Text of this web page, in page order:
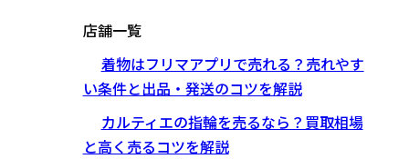
店舗一覧
着物はフリマアプリで売れる？売れやす
い条件と出品・発送のコツを解説
カルティエの指輪を売るなら？買取相場
と高く売るコツを解説